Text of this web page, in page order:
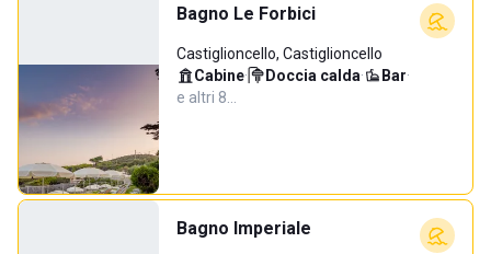
Bagno Le Forbici
Castiglioncello, Castiglioncello
Cabine· Doccia calda· Bar·
e altri 8…
Bagno Imperiale